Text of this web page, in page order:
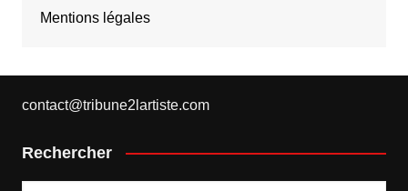
Mentions légales
contact@tribune2lartiste.com
Rechercher